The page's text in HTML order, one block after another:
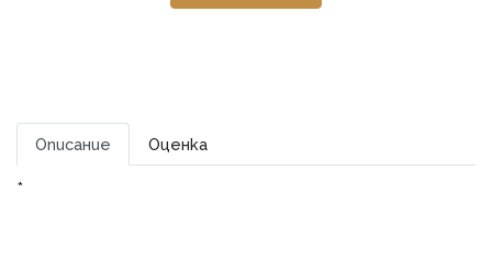
Описание Оценка
*